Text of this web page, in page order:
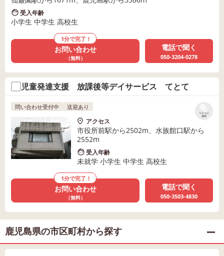
受入年齢
小学生 中学生 高校生
1分で完了！
お問い合わせ
（無料）
電話で聞く
050-3204-0278
児童発達支援 放課後等デイサービス てとて
リストに
保存
問い合わせ受付中 送迎あり
アクセス
市役所前駅から2502m、水族館口駅から
2552m
受入年齢
未就学 小学生 中学生 高校生
1分で完了！
お問い合わせ
（無料）
電話で聞く
050-3503-4830
鹿児島県の市区町村から探す